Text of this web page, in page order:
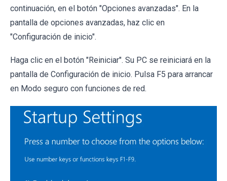
continuación, en el botón "Opciones avanzadas". En la
pantalla de opciones avanzadas, haz clic en
"Configuración de inicio".
Haga clic en el botón "Reiniciar". Su PC se reiniciará en la
pantalla de Configuración de inicio. Pulsa F5 para arrancar
en Modo seguro con funciones de red.